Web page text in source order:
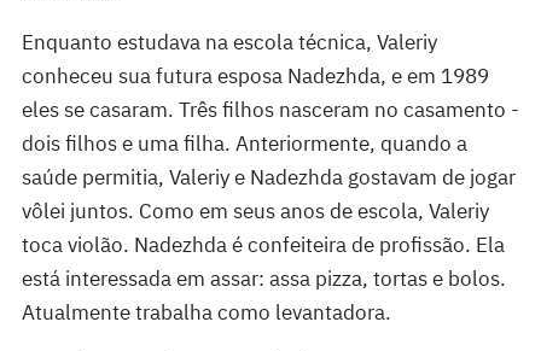
Enquanto estudava na escola técnica, Valeriy
conheceu sua futura esposa Nadezhda, e em 1989
eles se casaram. Três filhos nasceram no casamento -
dois filhos e uma filha. Anteriormente, quando a
saúde permitia, Valeriy e Nadezhda gostavam de jogar
vôlei juntos. Como em seus anos de escola, Valeriy
toca violão. Nadezhda é confeiteira de profissão. Ela
está interessada em assar: assa pizza, tortas e bolos.
Atualmente trabalha como levantadora.